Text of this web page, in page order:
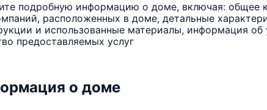
подробную информацию о доме, включая: общее
расположенных в доме, детальные
и использованные материалы, информация
предоставляемых услуг
о доме